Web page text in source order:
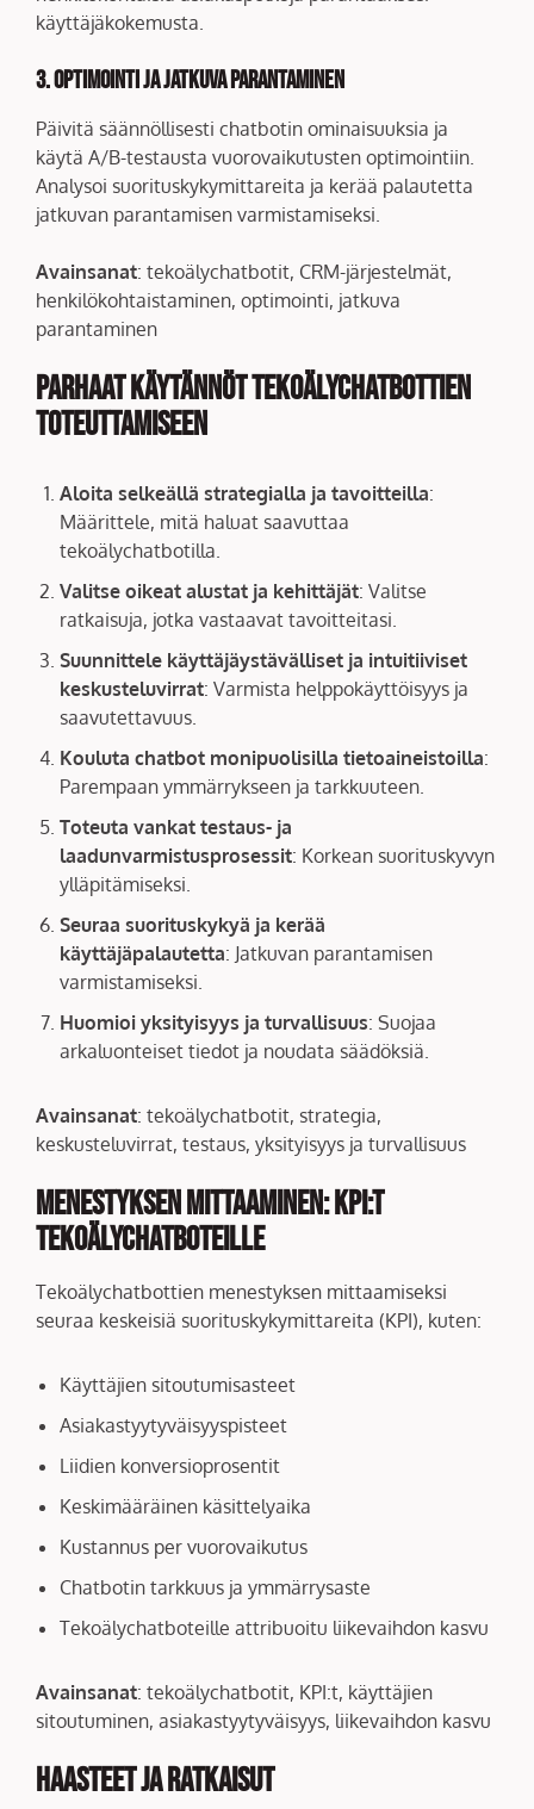
käyttäjäkokemusta.
3. Optimointi ja jatkuva parantaminen
Päivitä säännöllisesti chatbotin ominaisuuksia ja
käytä A/B-testausta vuorovaikutusten optimointiin.
Analysoi suorituskykymittareita ja kerää palautetta
jatkuvan parantamisen varmistamiseksi.
Avainsanat: tekoälychatbotit, CRM-järjestelmät,
henkilökohtaistaminen, optimointi, jatkuva
parantaminen
Parhaat käytännöt tekoälychatbottien
toteuttamiseen
Aloita selkeällä strategialla ja tavoitteilla:
Määrittele, mitä haluat saavuttaa
tekoälychatbotilla.
Valitse oikeat alustat ja kehittäjät: Valitse
ratkaisuja, jotka vastaavat tavoitteitasi.
Suunnittele käyttäjäystävälliset ja intuitiiviset
keskusteluvirrat: Varmista helppokäyttöisyys ja
saavutettavuus.
Kouluta chatbot monipuolisilla tietoaineistoilla:
Parempaan ymmärrykseen ja tarkkuuteen.
Toteuta vankat testaus- ja
laadunvarmistusprosessit: Korkean suorituskyvyn
ylläpitämiseksi.
Seuraa suorituskykyä ja kerää
käyttäjäpalautetta: Jatkuvan parantamisen
varmistamiseksi.
Huomioi yksityisyys ja turvallisuus: Suojaa
arkaluonteiset tiedot ja noudata säädöksiä.
Avainsanat: tekoälychatbotit, strategia,
keskusteluvirrat, testaus, yksityisyys ja turvallisuus
Menestyksen mittaaminen: KPI:t
tekoälychatboteille
Tekoälychatbottien menestyksen mittaamiseksi
seuraa keskeisiä suorituskykymittareita (KPI), kuten:
Käyttäjien sitoutumisasteet
Asiakastyytyväisyyspisteet
Liidien konversioprosentit
Keskimääräinen käsittelyaika
Kustannus per vuorovaikutus
Chatbotin tarkkuus ja ymmärrysaste
Tekoälychatboteille attribuoitu liikevaihdon kasvu
Avainsanat: tekoälychatbotit, KPI:t, käyttäjien
sitoutuminen, asiakastyytyväisyys, liikevaihdon kasvu
Haasteet ja ratkaisut